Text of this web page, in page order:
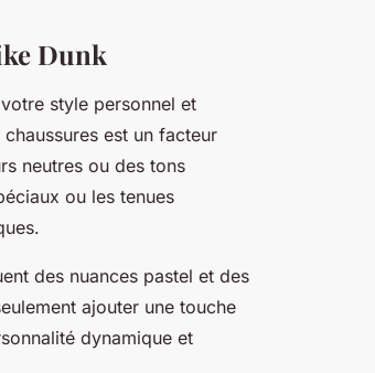
Dunk
style personnel et
chaussures est un facteur
neutres ou des tons
ou les tenues
des nuances pastel et des
ajouter une touche
dynamique et